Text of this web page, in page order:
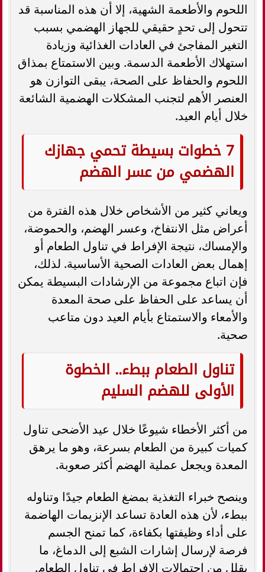
اللحوم والأطعمة الشهية، إلا أن هذه المناسبة قد
تتحول إلى تحدٍ حقيقي للجهاز الهضمي بسبب
التغير المفاجئ في العادات الغذائية وزيادة
استهلاك الأطعمة الدسمة. وبين الاستمتاع بمذاق
اللحوم والحفاظ على الصحة، يبقى التوازن هو
العنصر الأهم لتجنب المشكلات الهضمية الشائعة
خلال أيام العيد.
7 خطوات بسيطة تحمي جهازك
الهضمي من عسر الهضم
ويعاني كثير من الأشخاص خلال هذه الفترة من
أعراض مثل الانتفاخ، وعسر الهضم، والحموضة،
والإمساك، نتيجة الإفراط في تناول الطعام أو
إهمال بعض العادات الصحية الأساسية. لذلك،
فإن اتباع مجموعة من الإرشادات البسيطة يمكن
أن يساعد على الحفاظ على صحة المعدة
والأمعاء والاستمتاع بأيام العيد دون متاعب
صحية.
تناول الطعام ببطء.. الخطوة
الأولى للهضم السليم
من أكثر الأخطاء شيوعًا خلال عيد الأضحى تناول
كميات كبيرة من الطعام بسرعة، وهو ما يرهق
المعدة ويجعل عملية الهضم أكثر صعوبة.
وينصح خبراء التغذية بمضغ الطعام جيدًا وتناوله
ببطء، لأن هذه العادة تساعد الإنزيمات الهاضمة
على أداء وظيفتها بكفاءة، كما تمنح الجسم
فرصة لإرسال إشارات الشبع إلى الدماغ، ما
يقلل من احتمالات الإفراط في تناول الطعام.